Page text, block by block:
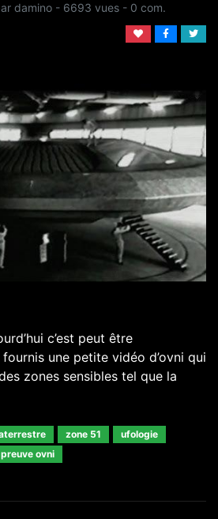
damino - 6693 vues - 0 com.
c’est peut être
fournis une petite vidéo d’ovni qui
zones sensibles tel que la
zone 51
ufologie
ovni